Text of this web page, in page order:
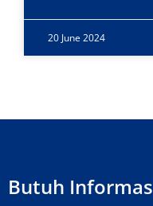
20 June 2024
Butuh